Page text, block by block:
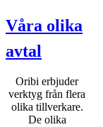
Våra olika
avtal
Oribi erbjuder
verktyg från flera
olika tillverkare.
De olika